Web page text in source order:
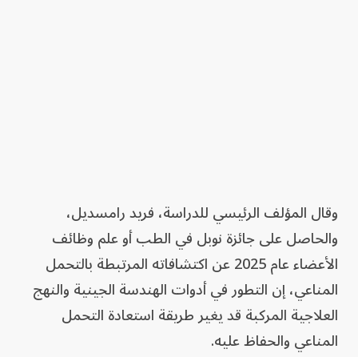
وقال المؤلف الرئيسي للدراسة، فريد رامسديل،
والحاصل على جائزة نوبل في الطب أو علم وظائف
الأعضاء عام 2025 عن اكتشافاته المرتبطة بالتحمل
المناعي، إن التطور في أدوات الهندسة الجينية والنهج
العلاجية المركبة قد يغير طريقة استعادة التحمل
المناعي والحفاظ عليه.